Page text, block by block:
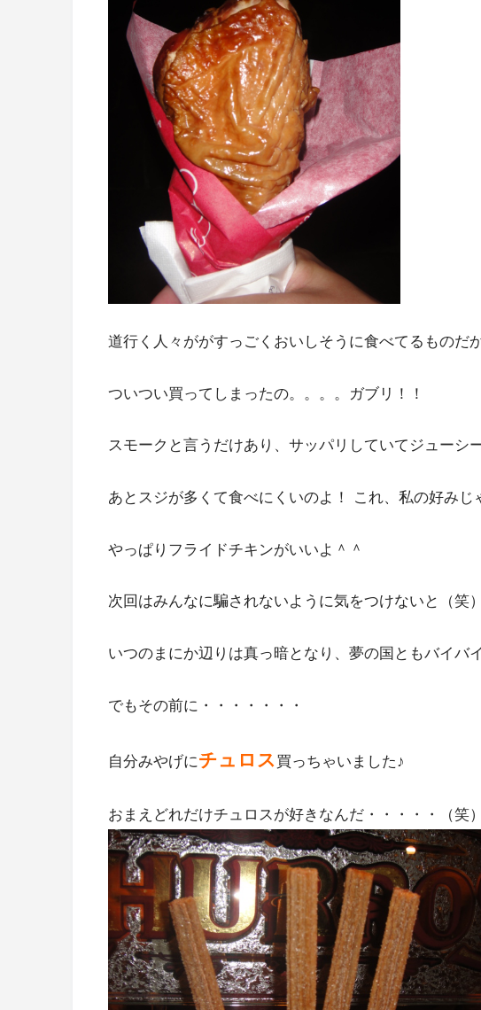
道行く人々ががすっごくおいしそうに食べてるものだか
ついつい買ってしまったの。。。。ガブリ！！
スモークと言うだけあり、サッパリしていてジューシ
あとスジが多くて食べにくいのよ！ これ、私の好みじ
やっぱりフライドチキンがいいよ＾＾
次回はみんなに騙されないように気をつけないと（笑）
いつのまにか辺りは真っ暗となり、夢の国ともバイバ
でもその前に・・・・・・・
自分みやげにチュロス 買っちゃいました♪
おまえどれだけチュロスが好きなんだ・・・・・（笑）